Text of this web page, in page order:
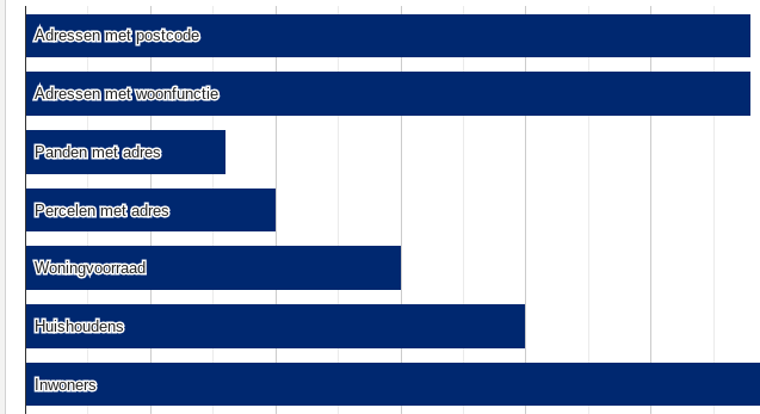
Adressen met postcode
Adressen met postcode
Adressen met woonfunctie
Adressen met woonfunctie
Panden met adres
Panden met adres
Percelen met adres
Percelen met adres
Woningvoorraad
Woningvoorraad
Huishoudens
Huishoudens
Inwoners
Inwoners